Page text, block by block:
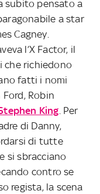
subito pensato a
a star
Cagney.
l’X Factor, il
che richiedono
fatti i nomi
Robin
King. Per
di Danny,
di tutte
si sbracciano
contro se
regista, la scena